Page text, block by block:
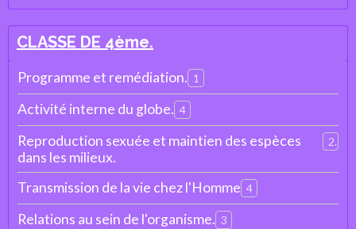
CLASSE DE 4ème.
Programme et remédiation. 1
Activité interne du globe. 4
Reproduction sexuée et maintien des espèces
dans les milieux.
2
Transmission de la vie chez l'Homme 4
Relations au sein de l'organisme. 3